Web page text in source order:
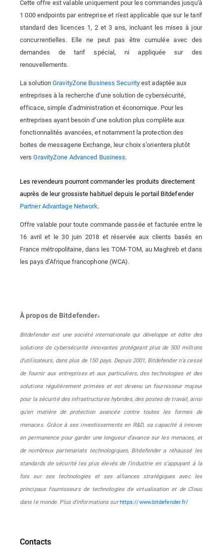
Cette offre est valable uniquement pour les commandes jusqu'à
1 000 endpoints par entreprise et n'est applicable que sur le tarif
standard des licences 1, 2 et 3 ans, incluant les mises à jour
concurrentielles. Elle ne peut pas être cumulée avec des
demandes de tarif spécial, ni appliquée sur des
renouvellements.
La solutionGravityZone Business Securityest adaptée aux
entreprises à la recherche d’une solution de cybersécurité,
efficace, simple d’administration et économique. Pour les
entreprises ayant besoin d’une solution plus complète aux
fonctionnalités avancées, et notamment la protection des
boites de messagerie Exchange, leur choix s’orientera plutôt
versGravityZone Advanced Business.
Les revendeurs pourront commander les produits directement
auprès de leur grossiste habituel depuis le portail Bitdefender
Partner Advantage Network.
Offre valable pour toute commande passée et facturée entre le
16 avril et le 30 juin 2018 et réservée aux clients basés en
France métropolitaine, dans les TOM-TOM, au Maghreb et dans
les pays d’Afrique francophone (WCA).
À propos de Bitdefender®
Bitdefender est une société internationale qui développe et édite des
solutions de cybersécurité innovantes protégeant plus de 500 millions
d'utilisateurs, dans plus de 150 pays. Depuis 2001, Bitdefender n’a cessé
de fournir aux entreprises et aux particuliers, des technologies et des
solutions régulièrement primées et est devenu un fournisseur majeur
pour la sécurité des infrastructures hybrides, des postes de travail, ainsi
qu’en matière de protection avancée contre toutes les formes de
menaces. Grâce à ses investissements en R&D, sa capacité à innover
en permanence pour garder une longueur d’avance sur les menaces, et
de nombreux partenariats technologiques, Bitdefender a réhaussé les
standards de sécurité les plus élevés de l’industrie en s’appuyant à la
fois sur ses technologies et ses alliances stratégiques avec les
principaux fournisseurs de technologies de virtualisation et de Cloud
dans le monde. Plus d'informations surhttps://www.bitdefender.fr/
Contacts